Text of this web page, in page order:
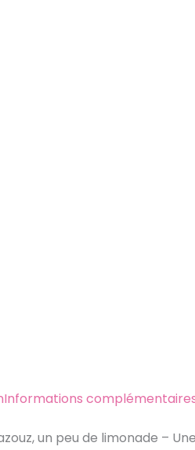
Informations
un peu de limonade –